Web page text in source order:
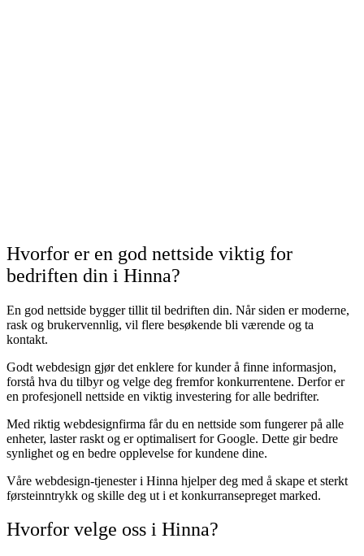
Hvorfor er en god nettside viktig for
bedriften din i Hinna?
En god nettside bygger tillit til bedriften din. Når siden er moderne,
rask og brukervennlig, vil flere besøkende bli værende og ta
kontakt.
Godt webdesign gjør det enklere for kunder å finne informasjon,
forstå hva du tilbyr og velge deg fremfor konkurrentene. Derfor er
en profesjonell nettside en viktig investering for alle bedrifter.
Med riktig webdesignfirma får du en nettside som fungerer på alle
enheter, laster raskt og er optimalisert for Google. Dette gir bedre
synlighet og en bedre opplevelse for kundene dine.
Våre webdesign-tjenester i Hinna hjelper deg med å skape et sterkt
førsteinntrykk og skille deg ut i et konkurransepreget marked.
Hvorfor velge oss i Hinna?